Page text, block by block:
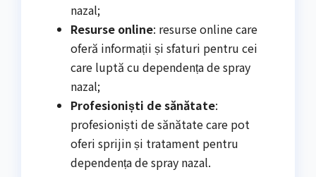
nazal;
Resurse online: resurse online care
oferă informații și sfaturi pentru cei
care luptă cu dependența de spray
nazal;
Profesioniști de sănătate:
profesioniști de sănătate care pot
oferi sprijin și tratament pentru
dependența de spray nazal.